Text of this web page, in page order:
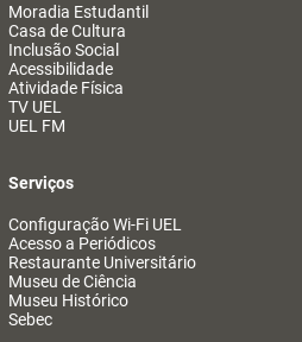
Moradia Estudantil
Casa de Cultura
Inclusão Social
Acessibilidade
Atividade Física
TV UEL
UEL FM
Serviços
Configuração Wi-Fi UEL
Acesso a Periódicos
Restaurante Universitário
Museu de Ciência
Museu Histórico
Sebec